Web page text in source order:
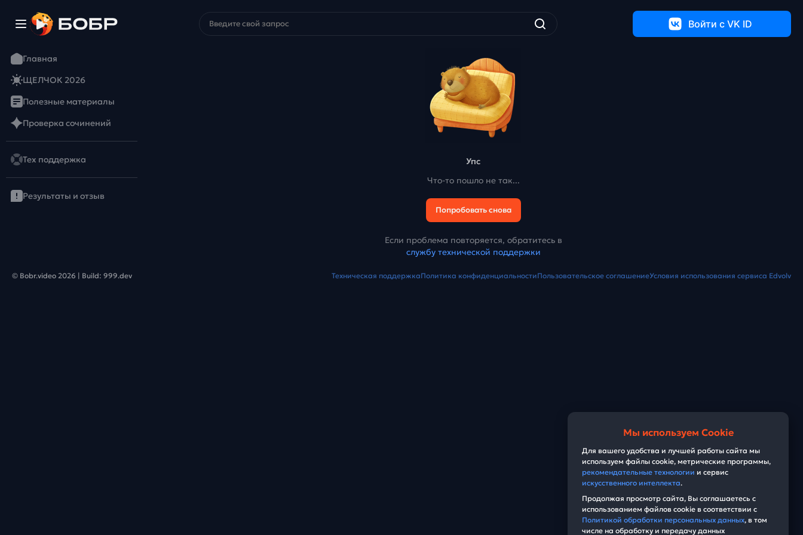
Войти c VK ID
Главная
ЩЕЛЧОК 2026
Полезные материалы
Проверка сочинений
Тех поддержка
Результаты и отзыв
Упс
Что-то пошло не так...
Попробовать снова
Если проблема повторяется, обратитесь в
службу технической поддержки
© Bobr.video 2026 | Build: 999.dev Техническая поддержкаПолитика конфиденциальностиПользовательское соглашениеУсловия использования сервиса Edvolv
Мы используем Cookie
Для вашего удобства и лучшей работы сайта мы
используем файлы cookie, метрические программы,
рекомендательные технологии и сервис
искусственного интеллекта.
Продолжая просмотр сайта, Вы соглашаетесь с
использованием файлов cookie в соответствии с
Политикой обработки персональных данных, в том
числе на обработку и передачу данных